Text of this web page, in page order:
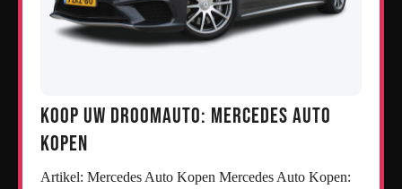
Koop uw droomauto: Mercedes auto
kopen
Artikel: Mercedes Auto Kopen Mercedes Auto Kopen: